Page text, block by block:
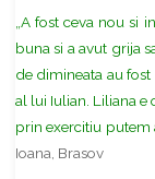
„A fost ceva nou si
buna si a avut grija
de dimineata au
al lui Iulian. Liliana e
prin exercitiu putem
Ioana, Brasov